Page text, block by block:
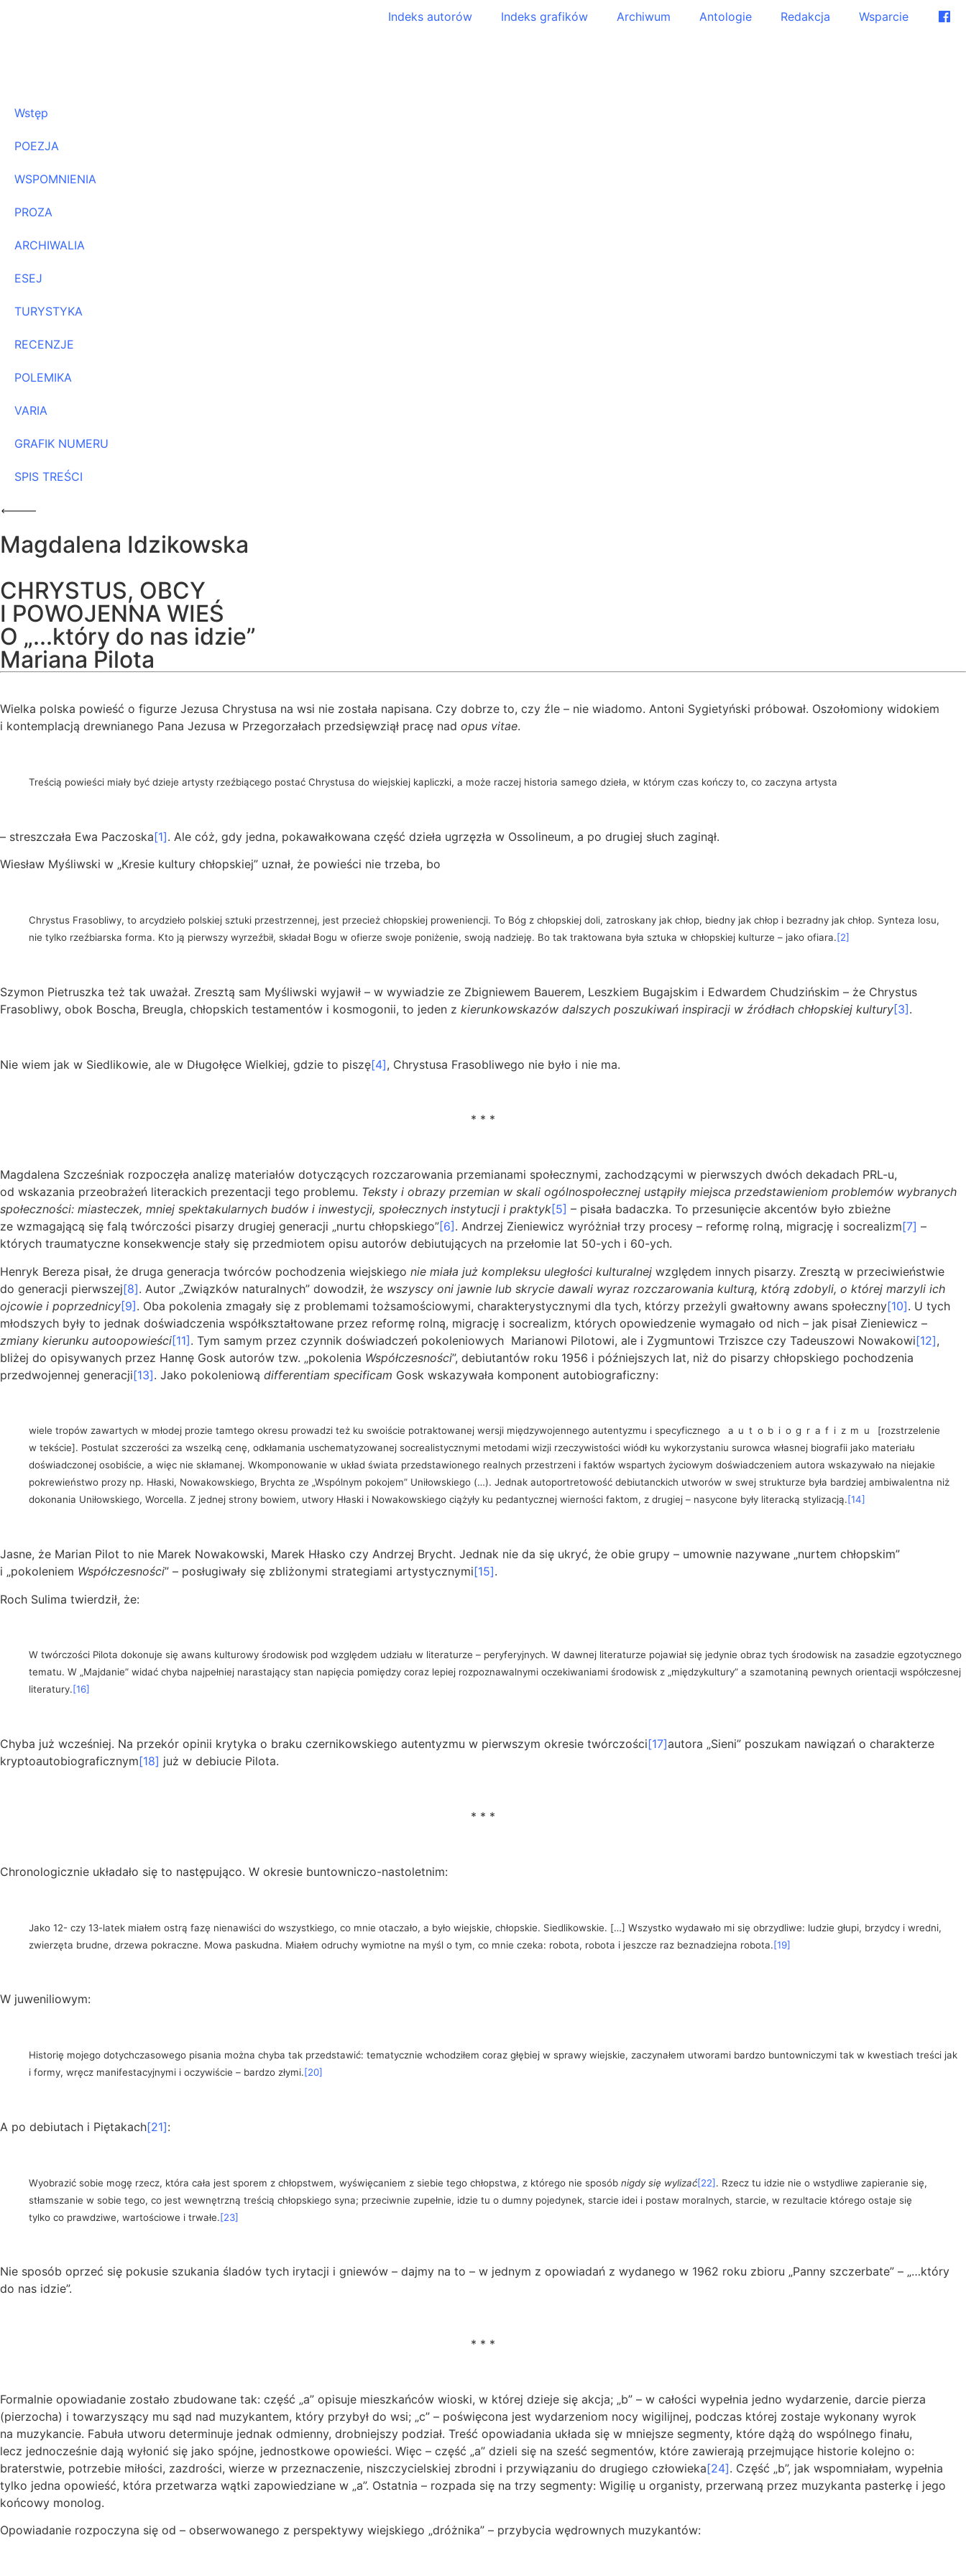
Indeks autorów Indeks grafików Archiwum Antologie Redakcja Wsparcie
Wstęp
POEZJA
WSPOMNIENIA
PROZA
ARCHIWALIA
ESEJ
TURYSTYKA
RECENZJE
POLEMIKA
VARIA
GRAFIK NUMERU
SPIS TREŚCI
Magdalena Idzikowska
CHRYSTUS, OBCY
I POWOJENNA WIEŚ
O „...który do nas idzie”
Mariana Pilota
Wielka polska powieść o figurze Jezusa Chrystusa na wsi nie została napisana. Czy dobrze to, czy źle – nie wiadomo. Antoni Sygietyński próbował. Oszołomiony widokiem
i kontemplacją drewnianego Pana Jezusa w Przegorzałach przedsięwziął pracę nad opus vitae.
Treścią powieści miały być dzieje artysty rzeźbiącego postać Chrystusa do wiejskiej kapliczki, a może raczej historia samego dzieła, w którym czas kończy to, co zaczyna artysta
– streszczała Ewa Paczoska[1]. Ale cóż, gdy jedna, pokawałkowana część dzieła ugrzęzła w Ossolineum, a po drugiej słuch zaginął.
Wiesław Myśliwski w „Kresie kultury chłopskiej” uznał, że powieści nie trzeba, bo
Chrystus Frasobliwy, to arcydzieło polskiej sztuki przestrzennej, jest przecież chłopskiej proweniencji. To Bóg z chłopskiej doli, zatroskany jak chłop, biedny jak chłop i bezradny jak chłop. Synteza losu,
nie tylko rzeźbiarska forma. Kto ją pierwszy wyrzeźbił, składał Bogu w ofierze swoje poniżenie, swoją nadzieję. Bo tak traktowana była sztuka w chłopskiej kulturze – jako ofiara.[2]
Szymon Pietruszka też tak uważał. Zresztą sam Myśliwski wyjawił – w wywiadzie ze Zbigniewem Bauerem, Leszkiem Bugajskim i Edwardem Chudzińskim – że Chrystus
Frasobliwy, obok Boscha, Breugla, chłopskich testamentów i kosmogonii, to jeden z kierunkowskazów dalszych poszukiwań inspiracji w źródłach chłopskiej kultury[3].
Nie wiem jak w Siedlikowie, ale w Długołęce Wielkiej, gdzie to piszę[4], Chrystusa Frasobliwego nie było i nie ma.
* * *
Magdalena Szcześniak rozpoczęła analizę materiałów dotyczących rozczarowania przemianami społecznymi, zachodzącymi w pierwszych dwóch dekadach PRL-u,
od wskazania przeobrażeń literackich prezentacji tego problemu. Teksty i obrazy przemian w skali ogólnospołecznej ustąpiły miejsca przedstawieniom problemów wybranych
społeczności: miasteczek, mniej spektakularnych budów i inwestycji, społecznych instytucji i praktyk[5] – pisała badaczka. To przesunięcie akcentów było zbieżne
ze wzmagającą się falą twórczości pisarzy drugiej generacji „nurtu chłopskiego”[6] . Andrzej Zieniewicz wyróżniał trzy procesy – reformę rolną, migrację i socrealizm[7] –
których traumatyczne konsekwencje stały się przedmiotem opisu autorów debiutujących na przełomie lat 50-ych i 60-ych.
Henryk Bereza pisał, że druga generacja twórców pochodzenia wiejskiego nie miała już kompleksu uległości kulturalnej względem innych pisarzy. Zresztą w przeciwieństwie
do generacji pierwszej[8]. Autor „Związków naturalnych” dowodził, że wszyscy oni jawnie lub skrycie dawali wyraz rozczarowania kulturą, którą zdobyli, o której marzyli ich
ojcowie i poprzednicy[9]. Oba pokolenia zmagały się z problemami tożsamościowymi, charakterystycznymi dla tych, którzy przeżyli gwałtowny awans społeczny[10]. U tych
młodszych były to jednak doświadczenia współkształtowane przez reformę rolną, migrację i socrealizm, których opowiedzenie wymagało od nich – jak pisał Zieniewicz –
zmiany kierunku autoopowieści[11]. Tym samym przez czynnik doświadczeń pokoleniowych Marianowi Pilotowi, ale i Zygmuntowi Trziszce czy Tadeuszowi Nowakowi[12],
bliżej do opisywanych przez Hannę Gosk autorów tzw. „pokolenia Współczesności”, debiutantów roku 1956 i późniejszych lat, niż do pisarzy chłopskiego pochodzenia
przedwojennej generacji[13]. Jako pokoleniową differentiam specificam Gosk wskazywała komponent autobiograficzny:
wiele tropów zawartych w młodej prozie tamtego okresu prowadzi też ku swoiście potraktowanej wersji międzywojennego autentyzmu i specyficznego autobiografizmu
[rozstrzelenie
w tekście]. Postulat szczerości za wszelką cenę, odkłamania uschematyzowanej socrealistycznymi metodami wizji rzeczywistości wiódł ku wykorzystaniu surowca własnej biografii jako materiału
doświadczonej osobiście, a więc nie skłamanej. Wkomponowanie w układ świata przedstawionego realnych przestrzeni i faktów wspartych życiowym doświadczeniem autora wskazywało na niejakie
pokrewieństwo prozy np. Hłaski, Nowakowskiego, Brychta ze „Wspólnym pokojem” Uniłowskiego (…). Jednak autoportretowość debiutanckich utworów w swej strukturze była bardziej ambiwalentna niż
dokonania Uniłowskiego, Worcella. Z jednej strony bowiem, utwory Hłaski i Nowakowskiego ciążyły ku pedantycznej wierności faktom, z drugiej – nasycone były literacką stylizacją.[14]
Jasne, że Marian Pilot to nie Marek Nowakowski, Marek Hłasko czy Andrzej Brycht. Jednak nie da się ukryć, że obie grupy – umownie nazywane „nurtem chłopskim”
i „pokoleniem Współczesności” – posługiwały się zbliżonymi strategiami artystycznymi[15].
Roch Sulima twierdził, że:
W twórczości Pilota dokonuje się awans kulturowy środowisk pod względem udziału w literaturze – peryferyjnych. W dawnej literaturze pojawiał się jedynie obraz tych środowisk na zasadzie egzotycznego
tematu. W „Majdanie” widać chyba najpełniej narastający stan napięcia pomiędzy coraz lepiej rozpoznawalnymi oczekiwaniami środowisk z „międzykultury” a szamotaniną pewnych orientacji współczesnej
literatury.[16]
Chyba już wcześniej. Na przekór opinii krytyka o braku czernikowskiego autentyzmu w pierwszym okresie twórczości[17]autora „Sieni” poszukam nawiązań o charakterze
kryptoautobiograficznym[18] już w debiucie Pilota.
* * *
Chronologicznie układało się to następująco. W okresie buntowniczo-nastoletnim:
Jako 12- czy 13-latek miałem ostrą fazę nienawiści do wszystkiego, co mnie otaczało, a było wiejskie, chłopskie. Siedlikowskie. […] Wszystko wydawało mi się obrzydliwe: ludzie głupi, brzydcy i wredni,
zwierzęta brudne, drzewa pokraczne. Mowa paskudna. Miałem odruchy wymiotne na myśl o tym, co mnie czeka: robota, robota i jeszcze raz beznadziejna robota.[19]
W juweniliowym:
Historię mojego dotychczasowego pisania można chyba tak przedstawić: tematycznie wchodziłem coraz głębiej w sprawy wiejskie, zaczynałem utworami bardzo buntowniczymi tak w kwestiach treści jak
i formy, wręcz manifestacyjnymi i oczywiście – bardzo złymi.[20]
A po debiutach i Piętakach[21]:
Wyobrazić sobie mogę rzecz, która cała jest sporem z chłopstwem, wyświęcaniem z siebie tego chłopstwa, z którego nie sposób nigdy się wylizać[22] . Rzecz tu idzie nie o wstydliwe zapieranie się,
stłamszanie w sobie tego, co jest wewnętrzną treścią chłopskiego syna; przeciwnie zupełnie, idzie tu o dumny pojedynek, starcie idei i postaw moralnych, starcie, w rezultacie którego ostaje się
tylko co prawdziwe, wartościowe i trwałe.[23]
Nie sposób oprzeć się pokusie szukania śladów tych irytacji i gniewów – dajmy na to – w jednym z opowiadań z wydanego w 1962 roku zbioru „Panny szczerbate” – „…który
do nas idzie”.
* * *
Formalnie opowiadanie zostało zbudowane tak: część „a” opisuje mieszkańców wioski, w której dzieje się akcja; „b” – w całości wypełnia jedno wydarzenie, darcie pierza
(pierzocha) i towarzyszący mu sąd nad muzykantem, który przybył do wsi; „c” – poświęcona jest wydarzeniom nocy wigilijnej, podczas której zostaje wykonany wyrok
na muzykancie. Fabuła utworu determinuje jednak odmienny, drobniejszy podział. Treść opowiadania układa się w mniejsze segmenty, które dążą do wspólnego finału,
lecz jednocześnie dają wyłonić się jako spójne, jednostkowe opowieści. Więc – część „a” dzieli się na sześć segmentów, które zawierają przejmujące historie kolejno o:
braterstwie, potrzebie miłości, zazdrości, wierze w przeznaczenie, niszczycielskiej zbrodni i przywiązaniu do drugiego człowieka[24]. Część „b”, jak wspomniałam, wypełnia
tylko jedna opowieść, która przetwarza wątki zapowiedziane w „a”. Ostatnia – rozpada się na trzy segmenty: Wigilię u organisty, przerwaną przez muzykanta pasterkę i jego
końcowy monolog.
Opowiadanie rozpoczyna się od – obserwowanego z perspektywy wiejskiego „dróżnika” – przybycia wędrownych muzykantów: